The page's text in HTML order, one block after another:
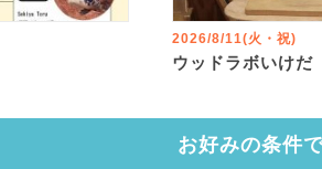
2026/8/11(火・祝)
ウッドラボいけ
お好みの条件